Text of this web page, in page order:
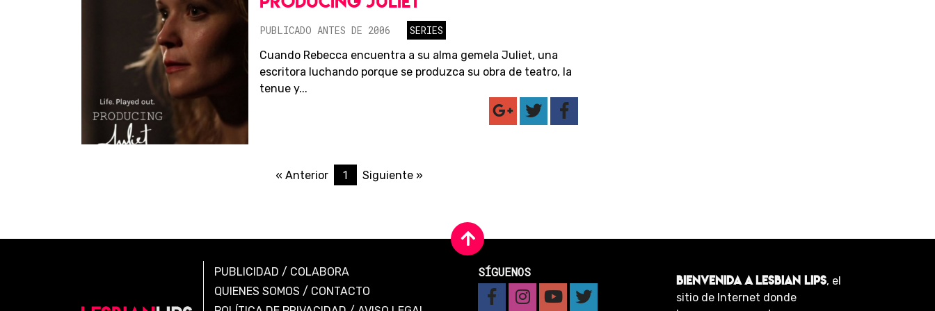
PUBLICADO ANTES DE 2006
SERIES
Cuando Rebecca encuentra a su alma gemela Juliet, una
escritora luchando porque se produzca su obra de teatro, la
tenue y...
« Anterior 1 Siguiente »
PUBLICIDAD / COLABORA
QUIENES SOMOS / CONTACTO
SÍGUENOS
BIENVENIDA A LESBIAN LIPS, el
sitio de Internet donde